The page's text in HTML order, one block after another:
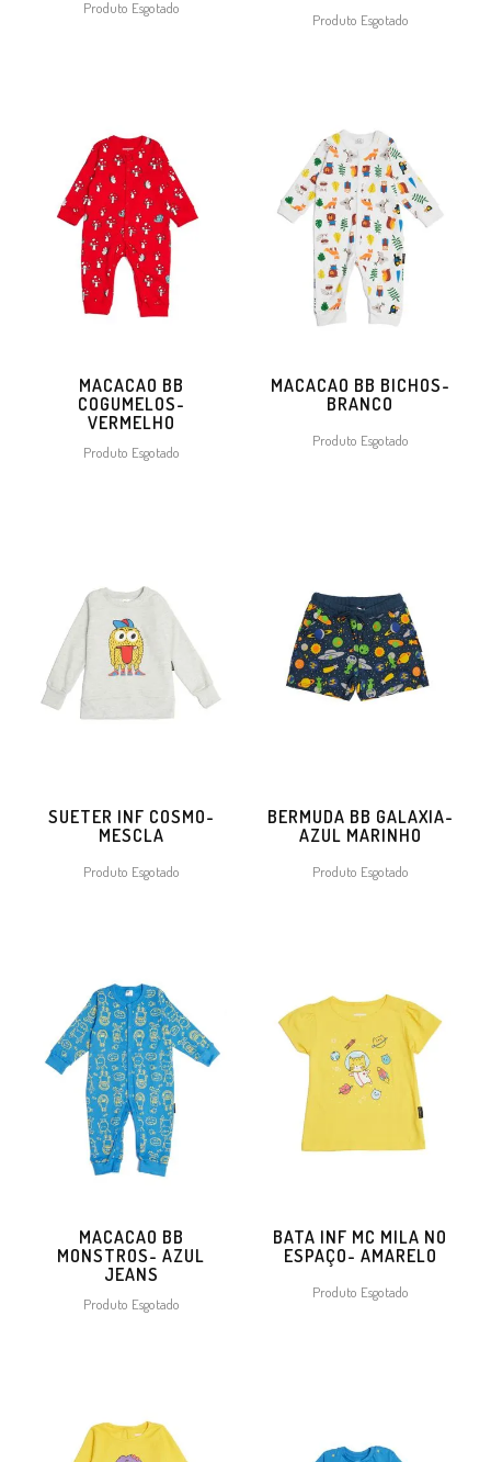
Produto Esgotado
Produto Esgotado
MACACAO BB
COGUMELOS-
VERMELHO
Produto Esgotado
MACACAO BB BICHOS-
BRANCO
Produto Esgotado
SUETER INF COSMO-
MESCLA
Produto Esgotado
BERMUDA BB GALAXIA-
AZUL MARINHO
Produto Esgotado
MACACAO BB
MONSTROS- AZUL
JEANS
Produto Esgotado
BATA INF MC MILA NO
ESPAÇO- AMARELO
Produto Esgotado